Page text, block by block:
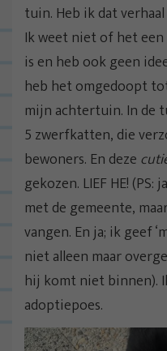
tuin. Heb ik dat
Ik weet niet of het
is en heb ook geen
heb het omgedoopt
mijn achtertuin. In de
5 zwerfkatten, die
bewoners. En deze
gekozen. LIEF HE!
met de gemeente,
vangen. En ja; ik geef
niet alleen maar
hij komt niet binnen).
adoptiepoes.